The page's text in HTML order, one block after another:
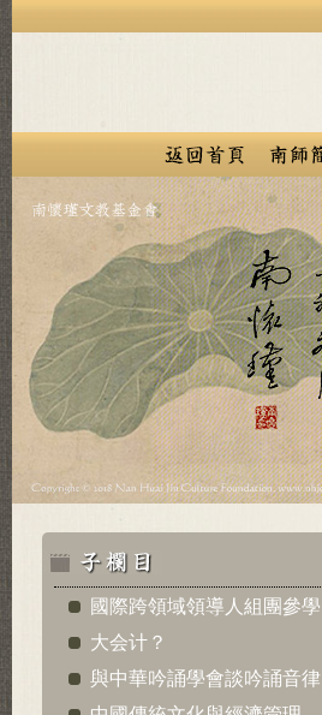
國際跨領域領導人組團參學
大会计？
與中華吟誦學會談吟誦音律